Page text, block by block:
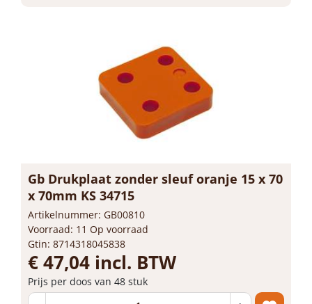
Gb Drukplaat zonder sleuf oranje 15 x 70
x 70mm KS 34715
Artikelnummer: GB00810
Voorraad: 11 Op voorraad
Gtin: 8714318045838
€ 47,04 incl. BTW
Prijs per doos van 48 stuk